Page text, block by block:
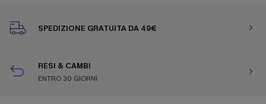
SPEDIZIONE GRATUITA DA 49€
RESI & CAMBI
ENTRO 30 GIORNI